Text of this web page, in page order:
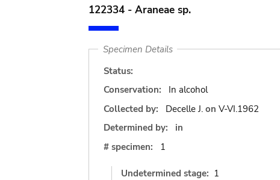
122334 - Araneae sp.
Specimen Details
Status:
Conservation:
In alcohol
Collected by:
Decelle J. on V-VI.1962
Determined by:
in
# specimen:
1
Undetermined stage: 1